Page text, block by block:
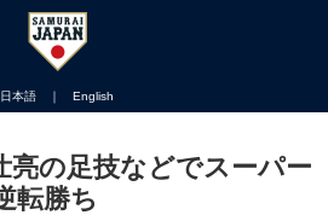
日本語 ｜ English
亮の足技などでスーパー
転勝ち